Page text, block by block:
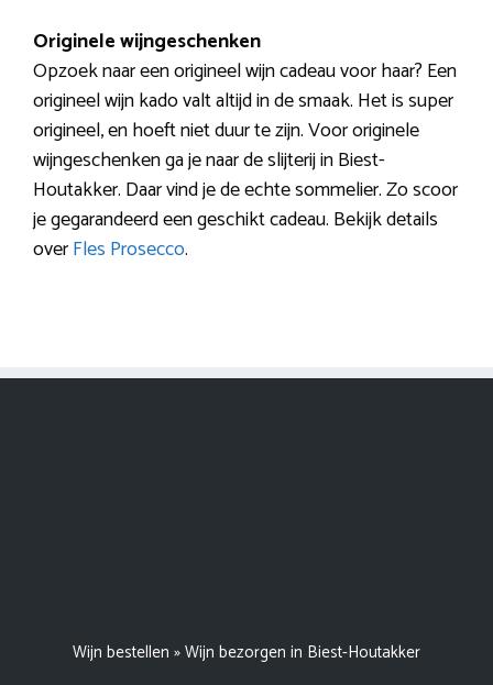
Originele wijngeschenken
Opzoek naar een origineel wijn cadeau voor haar? Een
origineel wijn kado valt altijd in de smaak. Het is super
origineel, en hoeft niet duur te zijn. Voor originele
wijngeschenken ga je naar de slijterij in Biest-
Houtakker. Daar vind je de echte sommelier. Zo scoor
je gegarandeerd een geschikt cadeau. Bekijk details
overFles Prosecco.
Wijn bestellen »Wijn bezorgen in Biest-Houtakker